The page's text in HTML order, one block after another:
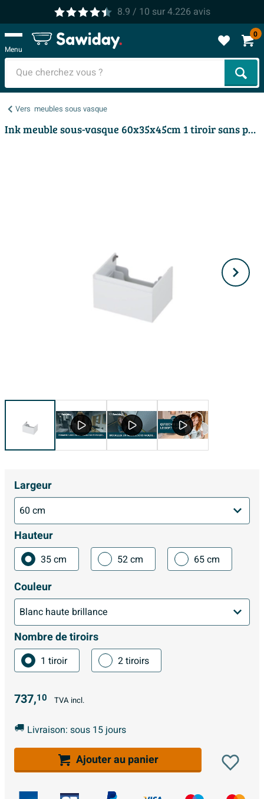
8.9 / 10 sur4.226 avis
Menu
0
Vers meubles sous vasque
Ink meuble sous-vasque 60x35x45cm 1 tiroir sans poignée laqué
Largeur
Hauteur
35 cm 52 cm 65 cm
Couleur
Nombre de tiroirs
1 tiroir 2 tiroirs
737,10 TVA incl.
Livraison: sous 15 jours
Ajouter au panier